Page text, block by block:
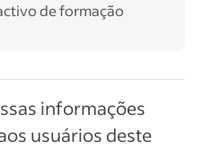
de formação
informações
usuários deste